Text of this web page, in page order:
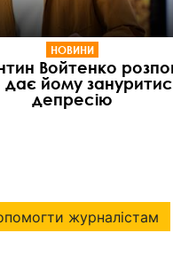
НОВИНИ
Войтенко
йому
депресію
журналістам